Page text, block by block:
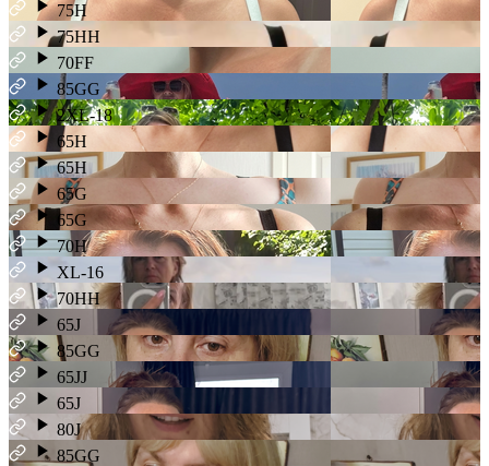
75H
75HH
70FF
85GG
2XL-18
65H
65H
65G
65G
70H
XL-16
70HH
65J
85GG
65JJ
65J
80J
85GG